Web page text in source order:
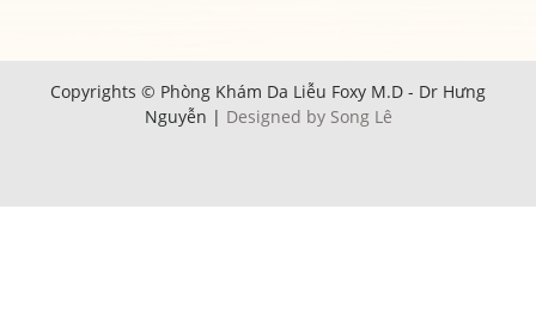
Copyrights © Phòng Khám Da Liễu Foxy M.D - Dr Hưng
Nguyễn | Designed by Song Lê